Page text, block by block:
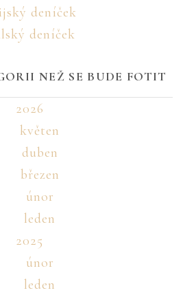
deníček
deníček
NEŽ SE BUDE FOTIT
2026
květen
duben
březen
únor
leden
2025
únor
leden